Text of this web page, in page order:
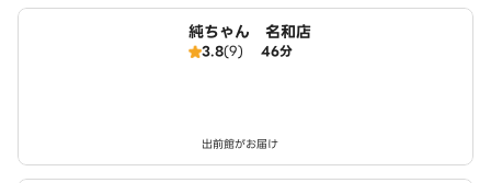
純ちゃん 名和店
3.8(9) 46分
出前館がお届け